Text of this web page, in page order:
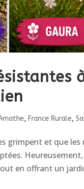
, France Rurale,
grimpent et que
en offrant un